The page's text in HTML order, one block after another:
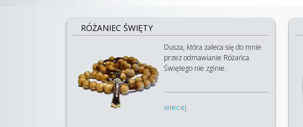
RÓŻANIEC ŚWIĘTY
Dusza, która zaleca się do mnie
przez odmawianie Różańca
Świętego nie zginie.
wiecej